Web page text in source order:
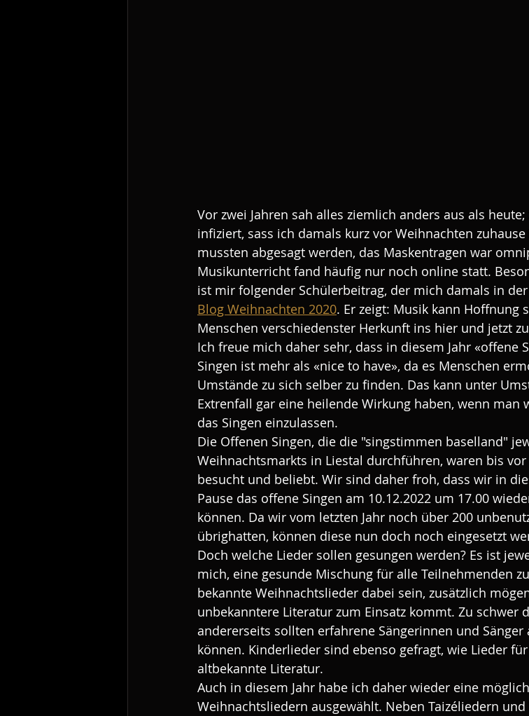
Vor zwei Jahren sah alles ziemlich anders aus als
infiziert, sass ich damals kurz vor Weihnachten
mussten abgesagt werden, das Maskentragen war
Musikunterricht fand häufig nur noch online statt.
ist mir folgender Schülerbeitrag, der mich damals in
Blog Weihnachten 2020. Er zeigt: Musik kann Hoffnung
Menschen verschiedenster Herkunft ins hier und jetzt
Ich freue mich daher sehr, dass in diesem Jahr «offene
Singen ist mehr als «nice to have», da es Menschen
Umstände zu sich selber zu finden. Das kann unter
Extrenfall gar eine heilende Wirkung haben, wenn
das Singen einzulassen.
Die Offenen Singen, die die "singstimmen baselland"
Weihnachtsmarkts in Liestal durchführen, waren bis
besucht und beliebt. Wir sind daher froh, dass wir in
Pause das offene Singen am 10.12.2022 um 17.00
können. Da wir vom letzten Jahr noch über 200
übrighatten, können diese nun doch noch eingesetzt
Doch welche Lieder sollen gesungen werden? Es ist
mich, eine gesunde Mischung für alle Teilnehmenden
bekannte Weihnachtslieder dabei sein, zusätzlich
unbekanntere Literatur zum Einsatz kommt. Zu schwer
andererseits sollten erfahrene Sängerinnen und
können. Kinderlieder sind ebenso gefragt, wie Lieder
altbekannte Literatur.
Auch in diesem Jahr habe ich daher wieder eine
Weihnachtsliedern ausgewählt. Neben Taizéliedern